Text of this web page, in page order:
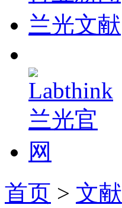
兰光文献
首页 > 文献